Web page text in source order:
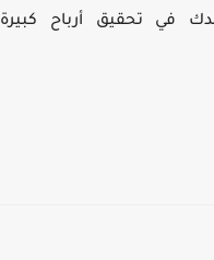
تحقيق أرباح كبيرة